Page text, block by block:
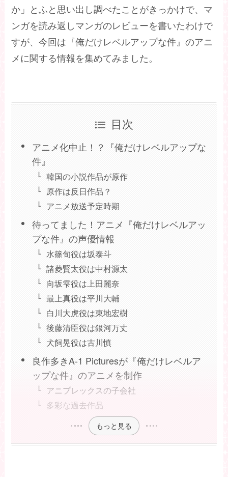
か」とふと思い出し調べたことがきっかけで、マ
ンガを読み返しマンガのレビューを書いたわけで
すが、今回は『俺だけレベルアップな件』のアニ
メに関する情報を集めてみました。
目次
アニメ化中止！？『俺だけレベルアップな
件』
韓国の小説作品が原作
原作は反日作品？
アニメ放送予定時期
待ってました！アニメ『俺だけレベルアッ
プな件』の声優情報
水篠旬役は坂泰斗
諸菱賢太役は中村源太
向坂雫役は上田麗奈
最上真役は平川大輔
白川大虎役は東地宏樹
後藤清臣役は銀河万丈
犬飼晃役は古川慎
良作多きA-1 Picturesが『俺だけレベルア
ップな件』のアニメを制作
アニプレックスの子会社
多彩な過去作品
もっと見る